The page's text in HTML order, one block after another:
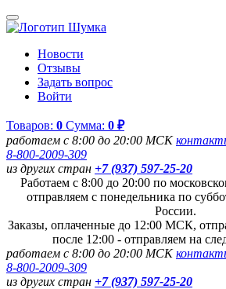
Новости
Отзывы
Задать вопрос
Войти
Товаров: 0 Сумма: 0 ₽
работаем с 8:00 до 20:00 МСК
8-800-2009-309
из других стран +7 (937) 597-25-20
Работаем с 8:00 до 20:00 по
отправляем с понедельника по
России.
Заказы, оплаченные до 12:00 МСК,
после 12:00 - отправляем на
работаем с 8:00 до 20:00 МСК
8-800-2009-309
из других стран +7 (937) 597-25-20